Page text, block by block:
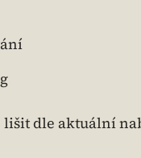
lišit dle aktuální